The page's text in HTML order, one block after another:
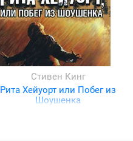
Стивен Кинг
Рита Хейуорт или Побег из
Шоушенка